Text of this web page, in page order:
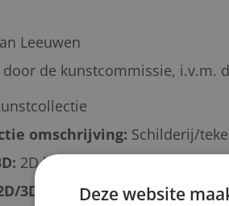
Leeuwen
de kunstcommissie, i.v.m.
omschrijving: Schilderij/
2D binnen
3D diverse: Foto
Deze website